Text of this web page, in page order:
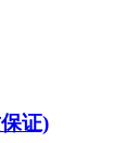
证)